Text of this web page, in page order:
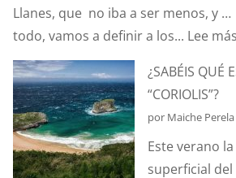
Llanes, que no iba a ser menos, y
todo, vamos a definir a los... Lee más
¿SABÉIS QUÉ
“CORIOLIS”?
por Maiche
Este verano
superficial